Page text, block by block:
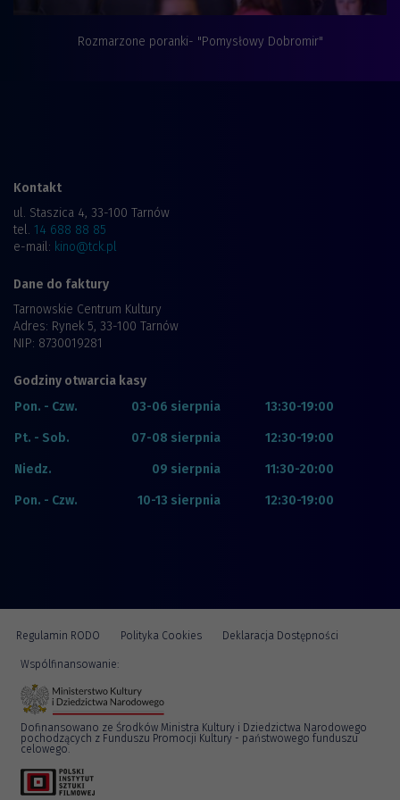
Rozmarzone poranki- "Pomysłowy Dobromir"
Kontakt
ul. Staszica 4, 33-100 Tarnów
tel. 14 688 88 85
e-mail: kino@tck.pl
Dane do faktury
Tarnowskie Centrum Kultury
Adres: Rynek 5, 33-100 Tarnów
NIP: 8730019281
Godziny otwarcia kasy
Pon. - Czw.
03-06 sierpnia 13:30-19:00
Pt. - Sob. 07-08 sierpnia 12:30-19:00
Niedz. 09 sierpnia 11:30-20:00
Pon. - Czw. 10-13 sierpnia 12:30-19:00
Regulamin RODO Polityka Cookies Deklaracja Dostępności
Wspólfinansowanie:
Dofinansowano ze Środków Ministra Kultury i Dziedzictwa Narodowego
pochodzących z Funduszu Promocji Kultury - państwowego funduszu
celowego.